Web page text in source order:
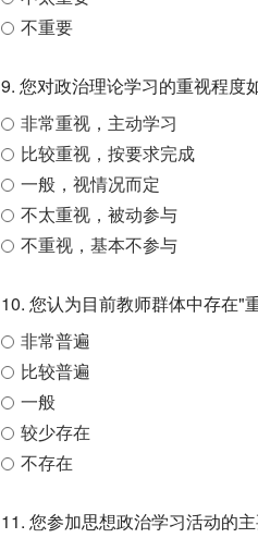
不重要
9. 您对政治理论学习的重视程度
非常重视，主动学习
比较重视，按要求完成
一般，视情况而定
不太重视，被动参与
不重视，基本不参与
10. 您认为目前教师群体中存在"
非常普遍
比较普遍
一般
较少存在
不存在
11. 您参加思想政治学习活动的主